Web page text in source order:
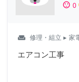
sentiment_satisfied 0
weekend 修理・組立 ▸ 家
エアコン工事